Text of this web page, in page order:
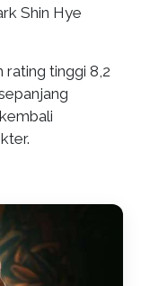
Shin Hye
rating tinggi 8,2